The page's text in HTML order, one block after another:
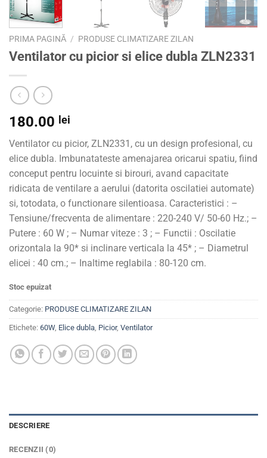
PRIMA PAGINĂ / PRODUSE CLIMATIZARE ZILAN
Ventilator cu picior si elice dubla ZLN2331
180.00 lei
Ventilator cu picior, ZLN2331, cu un design profesional, cu
elice dubla. Imbunatateste amenajarea oricarui spatiu, fiind
conceput pentru locuinte si birouri, avand capacitate
ridicata de ventilare a aerului (datorita oscilatiei automate)
si, totodata, o functionare silentioasa. Caracteristici : –
Tensiune/frecventa de alimentare : 220-240 V/ 50-60 Hz.; –
Putere : 60 W ; – Numar viteze : 3 ; – Functii : Oscilatie
orizontala la 90* si inclinare verticala la 45* ; – Diametrul
elicei : 40 cm.; – Inaltime reglabila : 80-120 cm.
Stoc epuizat
Categorie: PRODUSE CLIMATIZARE ZILAN
Etichete: 60W, Elice dubla, Picior, Ventilator
DESCRIERE
RECENZII (0)